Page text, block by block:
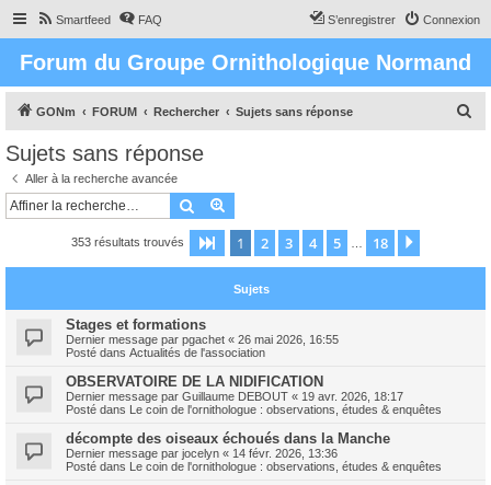
Smartfeed FAQ Connexion
S’enregistrer
Forum du Groupe Ornithologique Normand
GONm FORUM Rechercher Sujets sans réponse
c
Sujets sans réponse
Aller à la recherche avancée
Rechercher
353 résultats trouvés Page 1sur18
1 2 3 4 5 18
Sujets
Stages et formations
Dernier message par pgachet « 26 mai 2026, 16:55
Posté dans Actualités de l'association
OBSERVATOIRE DE LA NIDIFICATION
Dernier message par Guillaume DEBOUT « 19 avr. 2026, 18:17
Posté dans Le coin de l'ornithologue : observations, études & enquêtes
décompte des oiseaux échoués dans la Manche
Dernier message par jocelyn « 14 févr. 2026, 13:36
Posté dans Le coin de l'ornithologue : observations, études & enquêtes